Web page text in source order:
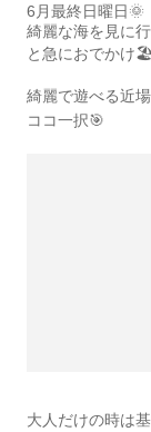
6月最終日曜日🌞
綺麗な海を見に
と急におでかけ🏖️
綺麗で遊べる近
ココ一択🎯
大人だけの時は